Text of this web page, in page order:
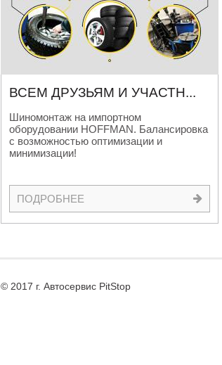
ВСЕМ ДРУЗЬЯМ И УЧАСТН...
Шиномонтаж на импортном
оборудовании HOFFMAN. Балансировка
с возможностью оптимизации и
минимизации!
ПОДРОБНЕЕ
© 2017 г. Автосервис PitStop